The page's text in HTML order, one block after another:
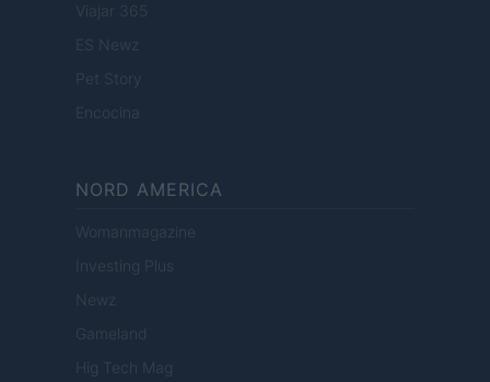
Viajar 365
ES Newz
Pet Story
Encocina
NORD AMERICA
Womanmagazine
Investing Plus
Newz
Gameland
Hig Tech Mag